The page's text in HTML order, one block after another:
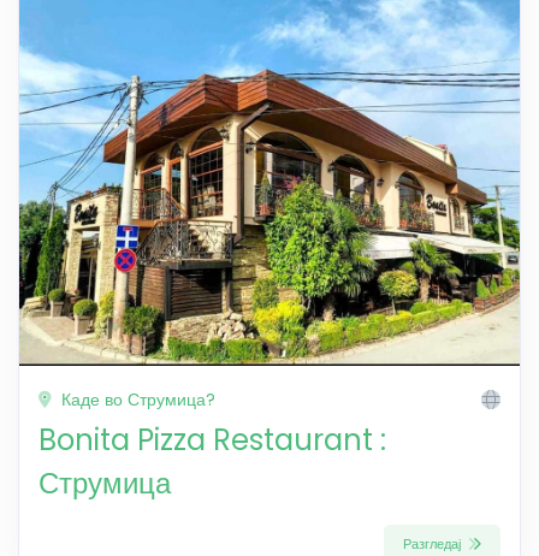
Каде во Струмица?
Bonita Pizza Restaurant :
Струмица
Разгледај